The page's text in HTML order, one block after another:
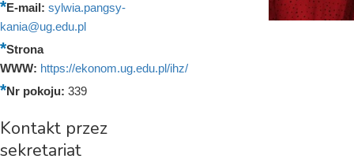
E-mail: sylwia.pangsy-
kania@ug.edu.pl
Strona
WWW: https://ekonom.ug.edu.pl/ihz/
Nr pokoju: 339
Kontakt przez
sekretariat